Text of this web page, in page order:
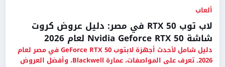
ألعاب
لاب توب RTX 50 في مصر: دليل عروض كروت
شاشة Nvidia Geforce RTX 50 لعام 2026
دليل شامل لأحدث أجهزة لابتوب GeForce RTX 50 في مصر لعام
2026. تعرف على المواصفات، عمارة Blackwell، وأفضل العروض